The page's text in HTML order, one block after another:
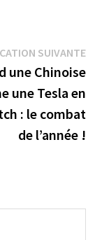
SUIVANTE
une Chinoise
une Tesla en
: le combat
de l’année !